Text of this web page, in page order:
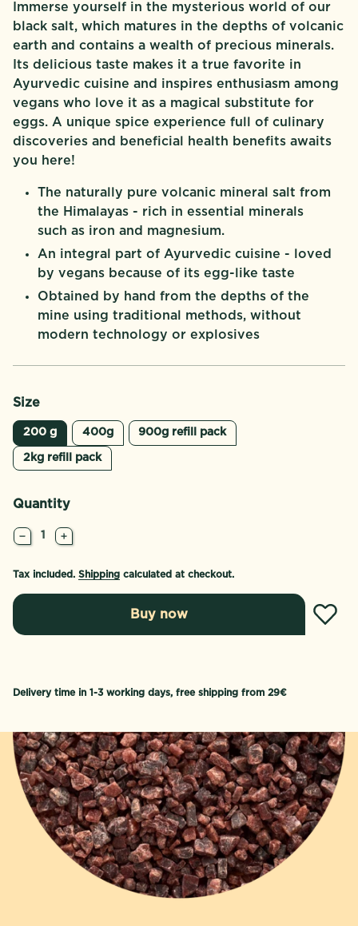
Immerse yourself in the mysterious world of our
black salt, which matures in the depths of volcanic
earth and contains a wealth of precious minerals.
Its delicious taste makes it a true favorite in
Ayurvedic cuisine and inspires enthusiasm among
vegans who love it as a magical substitute for
eggs. A unique spice experience full of culinary
discoveries and beneficial health benefits awaits
you here!
The naturally pure volcanic mineral salt from
the Himalayas - rich in essential minerals
such as iron and magnesium.
An integral part of Ayurvedic cuisine - loved
by vegans because of its egg-like taste
Obtained by hand from the depths of the
mine using traditional methods, without
modern technology or explosives
Size
200 g 400g 900g refill pack
2kg refill pack
Quantity
Decrease quantity for Kala Namak coarse, natural black salt
Increase quantity for Kala Namak coarse, natural
Tax included. Shipping calculated at checkout.
Buy now
Delivery time in 1-3 working days, free shipping from 29€